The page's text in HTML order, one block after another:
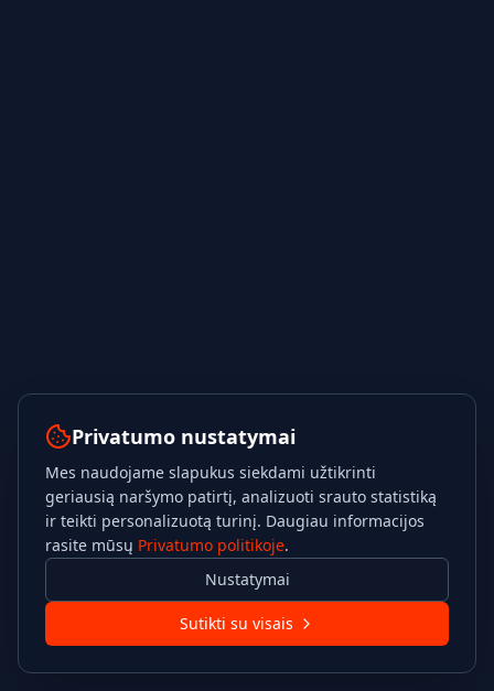
Privatumo nustatymai
Mes naudojame slapukus siekdami užtikrinti
geriausią naršymo patirtį, analizuoti srauto statistiką
ir teikti personalizuotą turinį. Daugiau informacijos
rasite mūsų Privatumo politikoje.
Nustatymai
Sutikti su visais